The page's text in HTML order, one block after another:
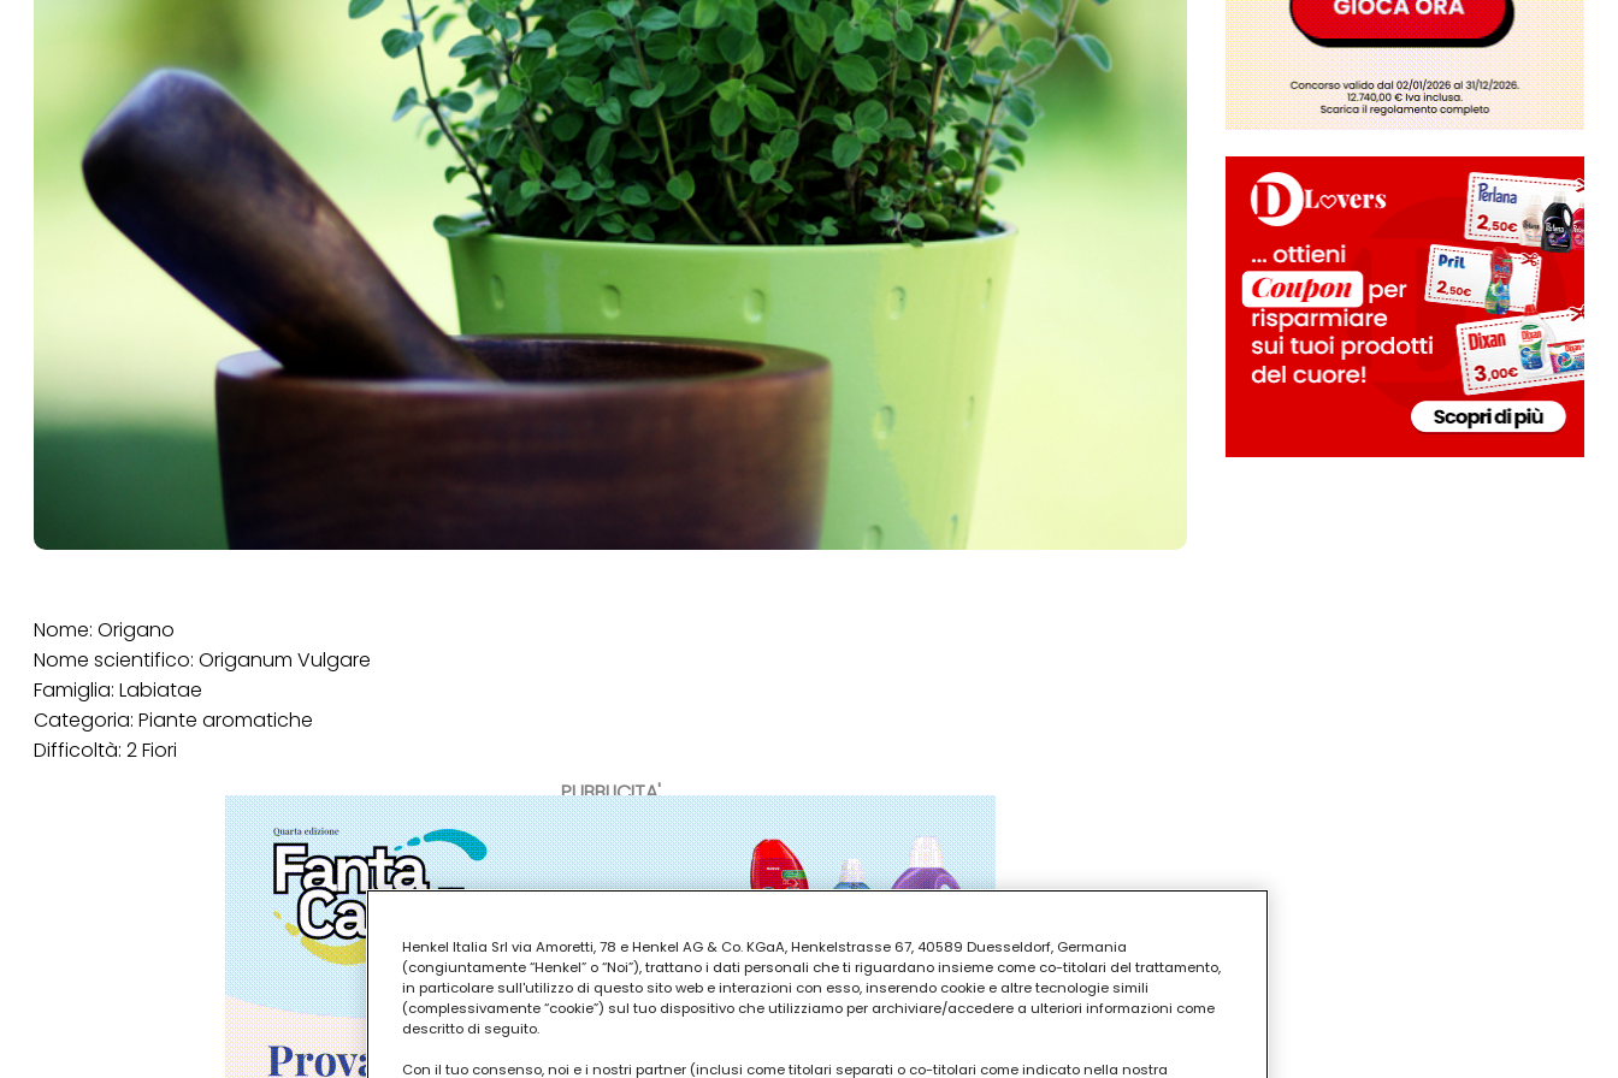
PUBBLICITA'
Nome: Origano
Nome scientifico: Origanum Vulgare
Famiglia: Labiatae
Categoria: Piante aromatiche
Difficoltà: 2 Fiori
Henkel Italia Srl via Amoretti, 78 e Henkel AG & Co. KGaA, Henkelstrasse 67, 40589 Duesseldorf, Germania
(congiuntamente “Henkel” o “Noi”), trattano i dati personali che ti riguardano insieme come co-titolari del trattamento,
in particolare sull'utilizzo di questo sito web e interazioni con esso, inserendo cookie e altre tecnologie simili
(complessivamente “cookie”) sul tuo dispositivo che utilizziamo per archiviare/accedere a ulteriori informazioni come
descritto di seguito.
Con il tuo consenso, noi e i nostri partner (inclusi come titolari separati o co-titolari come indicato nella nostra